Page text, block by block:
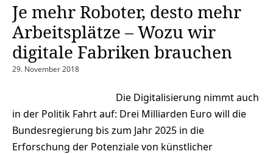
Je mehr Roboter, desto mehr
Arbeitsplätze – Wozu wir
digitale Fabriken brauchen
29. November 2018
Die Digitalisierung nimmt auch
in der Politik Fahrt auf: Drei Milliarden Euro will die
Bundesregierung bis zum Jahr 2025 in die
Erforschung der Potenziale von künstlicher